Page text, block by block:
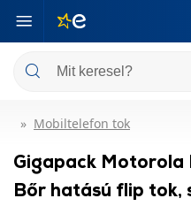
Mobiltelefon tok
Gigapack Motorola
Bőr hatású flip tok,